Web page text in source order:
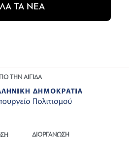
ΤΑ ΝΕΑ
ΤΗΝ ΑΙΓΙΔΑ
ΔΙΟΡΓΑΝΩΣΗ